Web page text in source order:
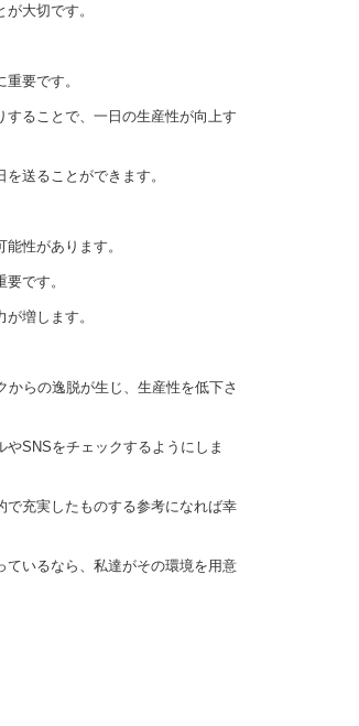
大切です。
要です。
ることで、一日の生産性が向上す
送ることができます。
性があります。
です。
増します。
からの逸脱が生じ、生産性を低下さ
SNSをチェックするようにしま
で充実したものする参考になれば幸
ているなら、私達がその環境を用意